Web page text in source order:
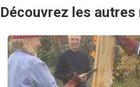
Découvrez les